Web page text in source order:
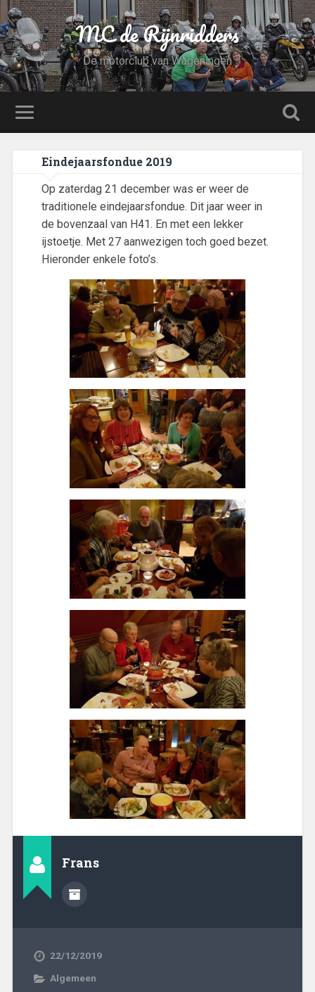
MC de Rijnridders
De motorclub van Wageningen
Eindejaarsfondue 2019
Op zaterdag 21 december was er weer de
traditionele eindejaarsfondue. Dit jaar weer in
de bovenzaal van H41. En met een lekker
ijstoetje. Met 27 aanwezigen toch goed bezet.
Hieronder enkele foto’s.
Frans
22/12/2019
Algemeen